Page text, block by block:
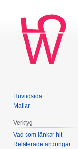
Huvudsida
Mallar
Verktyg
Vad som länkar hit
Relaterade ändringar